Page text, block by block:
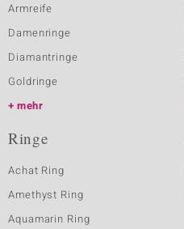
Armreife
Damenringe
Diamantringe
Goldringe
mehr
Ringe
Achat Ring
Amethyst Ring
Aquamarin Ring